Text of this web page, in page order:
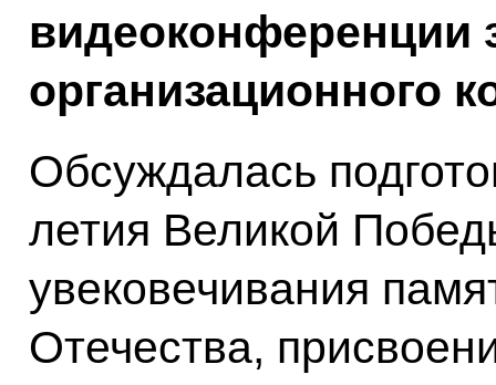
видеоконференции
организационного
Обсуждалась
летия Великой
увековечивания
Отечества,